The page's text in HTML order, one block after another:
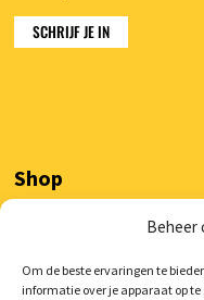
Beheer
Om de beste ervaringen te
informatie over je apparaat op
SCHRIJF JE IN
Shop